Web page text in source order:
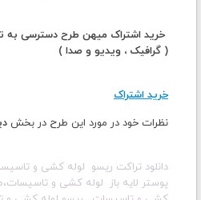
خرید اشتراک میهن طرح دسترسی
( گرافیک ، ویدیو و صدا )
خرید اشتراک
نظرات خود در مورد این طرح در بخش
دانلود تراکت ریسو لوله کشی و
پوستر لایه باز لوله کشی و تاسیسات،